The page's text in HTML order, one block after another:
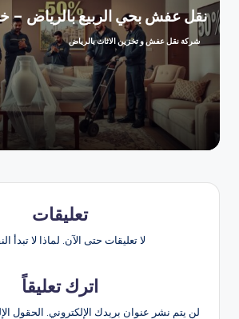
نقل عفش بحي الربيع بالرياض – خصم
تمّ
بواسطة
شركة نقل عفش و تخزين الاثاث بالرياض
تعليقات
لا تعليقات حتى الآن. لماذا لا تبدأ
اترك تعليقاً
لن يتم نشر عنوان بريدك الإلكتروني. الحقول